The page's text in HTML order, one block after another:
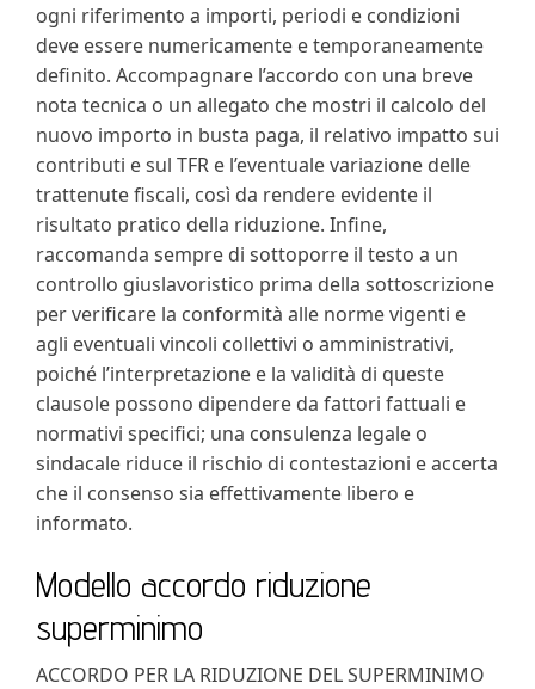
ogni riferimento a importi, periodi e condizioni
deve essere numericamente e temporaneamente
definito. Accompagnare l’accordo con una breve
nota tecnica o un allegato che mostri il calcolo del
nuovo importo in busta paga, il relativo impatto sui
contributi e sul TFR e l’eventuale variazione delle
trattenute fiscali, così da rendere evidente il
risultato pratico della riduzione. Infine,
raccomanda sempre di sottoporre il testo a un
controllo giuslavoristico prima della sottoscrizione
per verificare la conformità alle norme vigenti e
agli eventuali vincoli collettivi o amministrativi,
poiché l’interpretazione e la validità di queste
clausole possono dipendere da fattori fattuali e
normativi specifici; una consulenza legale o
sindacale riduce il rischio di contestazioni e accerta
che il consenso sia effettivamente libero e
informato.
Modello accordo riduzione
superminimo​
ACCORDO PER LA RIDUZIONE DEL SUPERMINIMO